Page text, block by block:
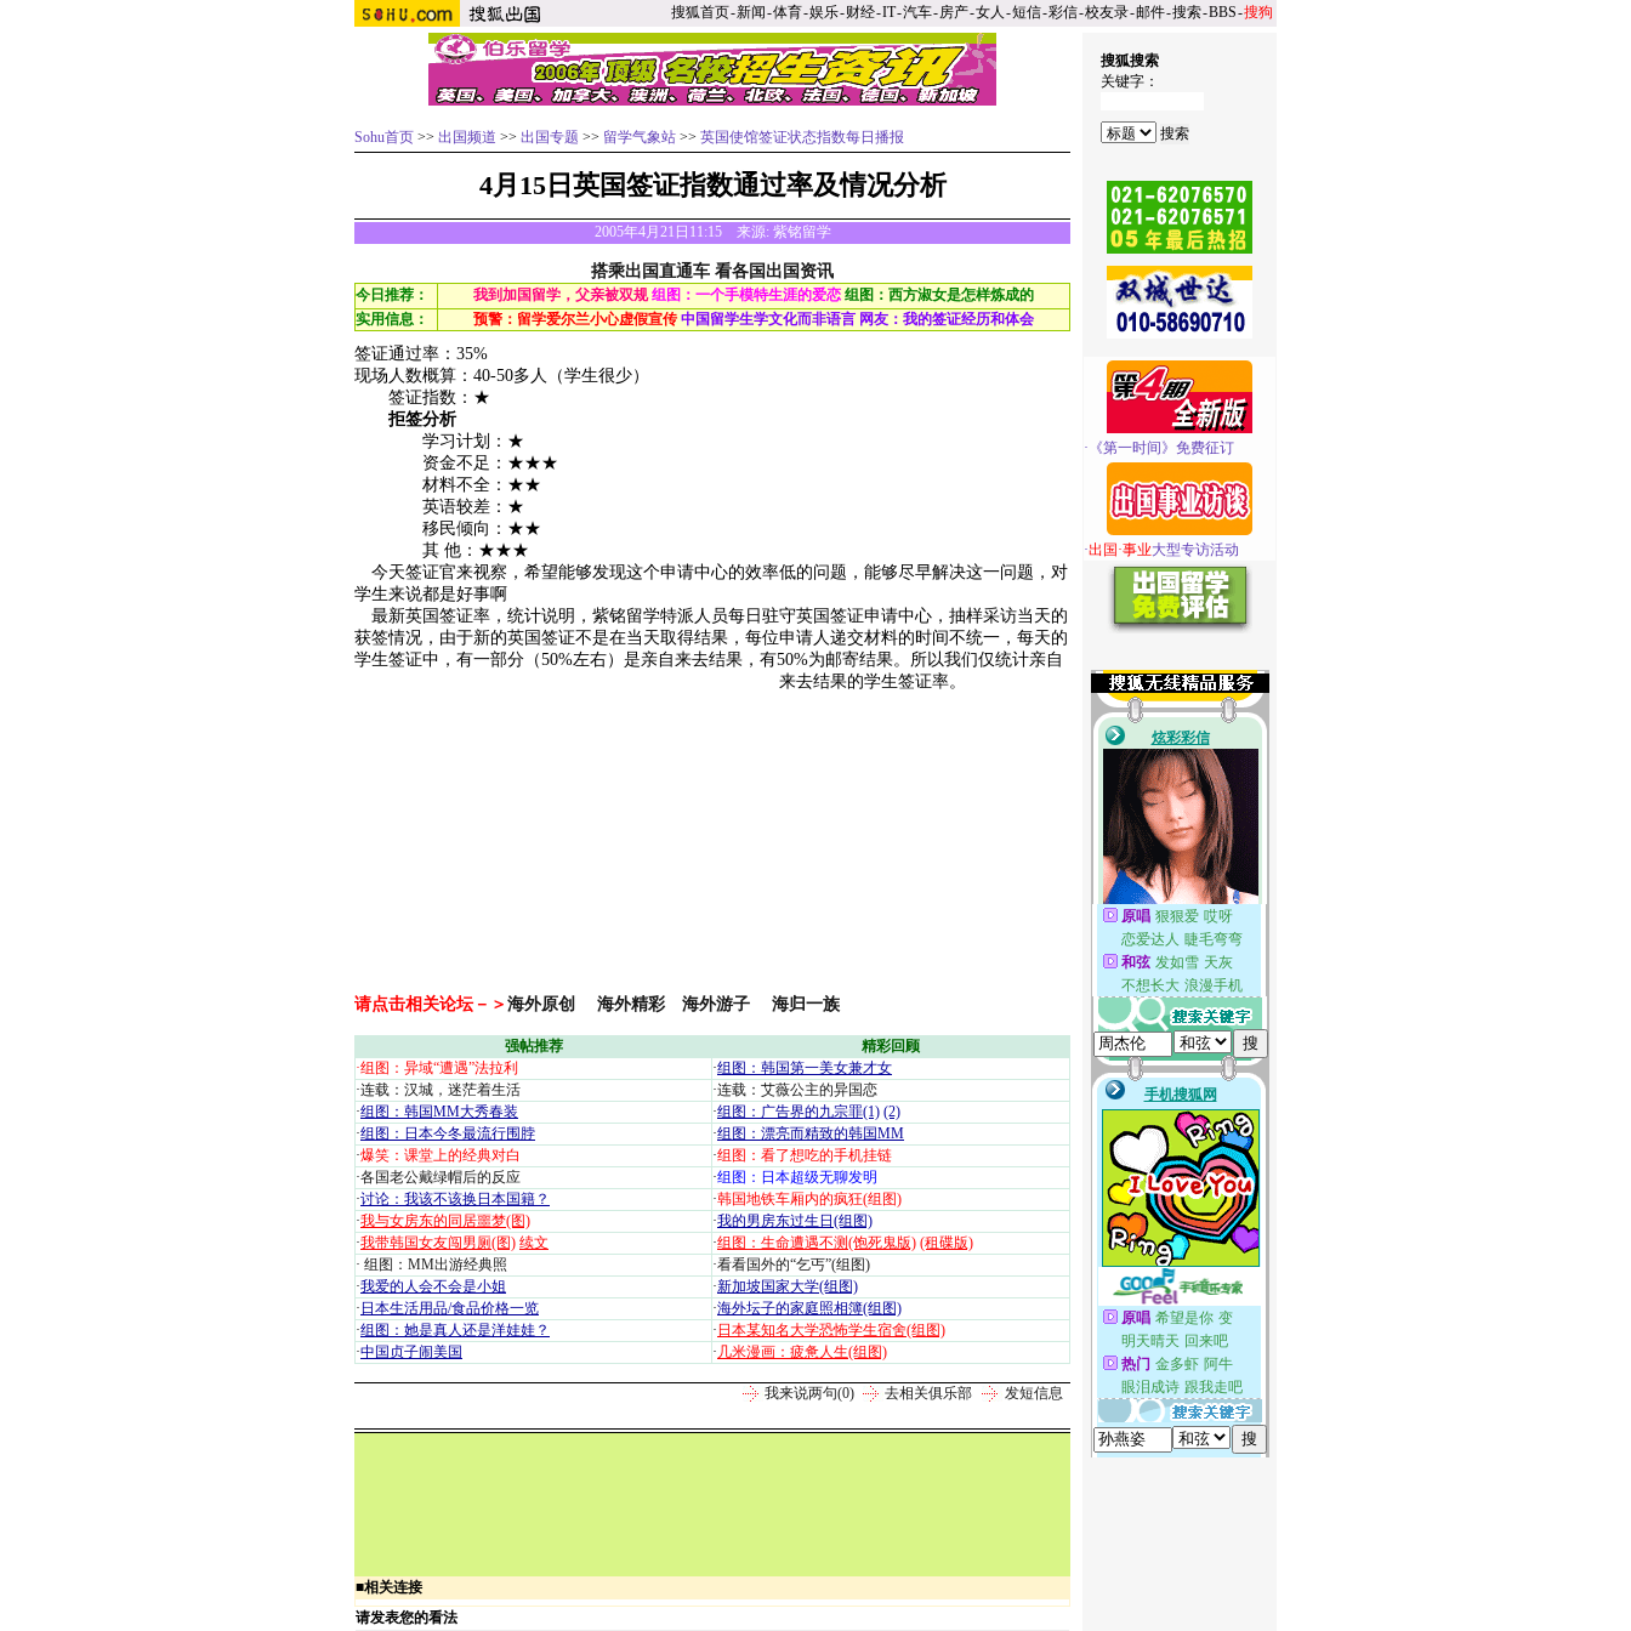
搜狐首页-新闻-体育-娱乐-财经-IT-汽车-房产-女人 -短信-彩信-校友录-邮件-搜索-BBS-搜狗
Sohu首页 >> 出国频道 >> 出国专题 >> 留学气象站 >> 英国使馆签证状态指数每日播报
4月15日英国签证指数通过率及情况分析
2005年4月21日11:15 来源: 紫铭留学
搭乘出国直通车 看各国出国资讯
今日推荐： 我到加国留学，父亲被双规 组图：一个手模特生涯的爱恋 组图：西方淑女是怎样炼成的
实用信息：
预警：留学爱尔兰小心虚假宣传 中国留学生学文化而非语言 网友：我的签证经历和体会
签证通过率：35%
现场人数概算：40-50多人（学生很少）
签证指数：★
拒签分析
学习计划：★
资金不足：★★★
材料不全：★★
英语较差：★
移民倾向：★★
其 他：★★★
今天签证官来视察，希望能够发现这个申请中心的效率低的问题，能够尽早解决这一问题，对
学生来说都是好事啊
最新英国签证率，统计说明，紫铭留学特派人员每日驻守英国签证申请中心，抽样采访当天的
获签情况，由于新的英国签证不是在当天取得结果，每位申请人递交材料的时间不统一，每天的
学生签证中，有一部分（50%左右）是亲自来去结果，有50%为邮寄结果。 所以我们仅统计亲自
来去结果的学生签证率。
请点击相关论坛－＞ 海外原创 海外精彩 海外游子 海归一族
强帖推荐
精彩回顾
·组图：异域“遭遇”法拉利 ·组图：韩国第一美女兼才女
·连载：汉城，迷茫着生活 ·连载：艾薇公主的异国恋
·组图：韩国MM大秀春装 ·组图：广告界的九宗罪(1) (2)
·组图：日本今冬最流行围脖 ·组图：漂亮而精致的韩国MM
·爆笑：课堂上的经典对白 ·组图：看了想吃的手机挂链
·各国老公戴绿帽后的反应 ·组图：日本超级无聊发明
·讨论：我该不该换日本国籍？ ·韩国地铁车厢内的疯狂(组图)
·我与女房东的同居噩梦(图) ·我的男房东过生日(组图)
·我带韩国女友闯男厕(图) 续文 ·组图：生命遭遇不测(饱死鬼版) (租碟版)
· 组图：MM出游经典照 ·看看国外的“乞丐”(组图)
·我爱的人会不会是小姐 ·新加坡国家大学(组图)
· 日本生活用品/食品价格一览 ·海外坛子的家庭照相簿(组图)
·组图：她是真人还是洋娃娃？ · 日本某知名大学恐怖学生宿舍(组图)
·中国贞子闹美国 · 几米漫画：疲惫人生(组图)
我来说两句(0) 去相关俱乐部 发短信息
■相关连接
请发表您的看法
搜狐搜索
关键字：
· 《第一时间》免费征订
·出国·事业大型专访活动